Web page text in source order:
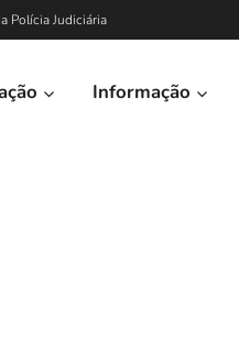
Polícia Judiciária
Informação